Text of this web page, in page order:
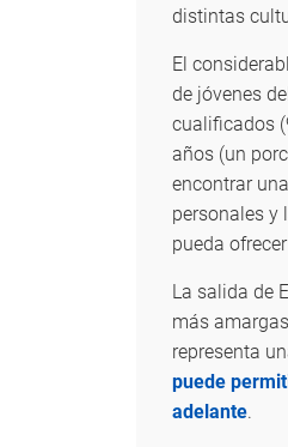
distintas
El
de jóvenes
cualificados
años (un
encontrar
personales y
pueda
La salida de
más
representa
puede
adelante.